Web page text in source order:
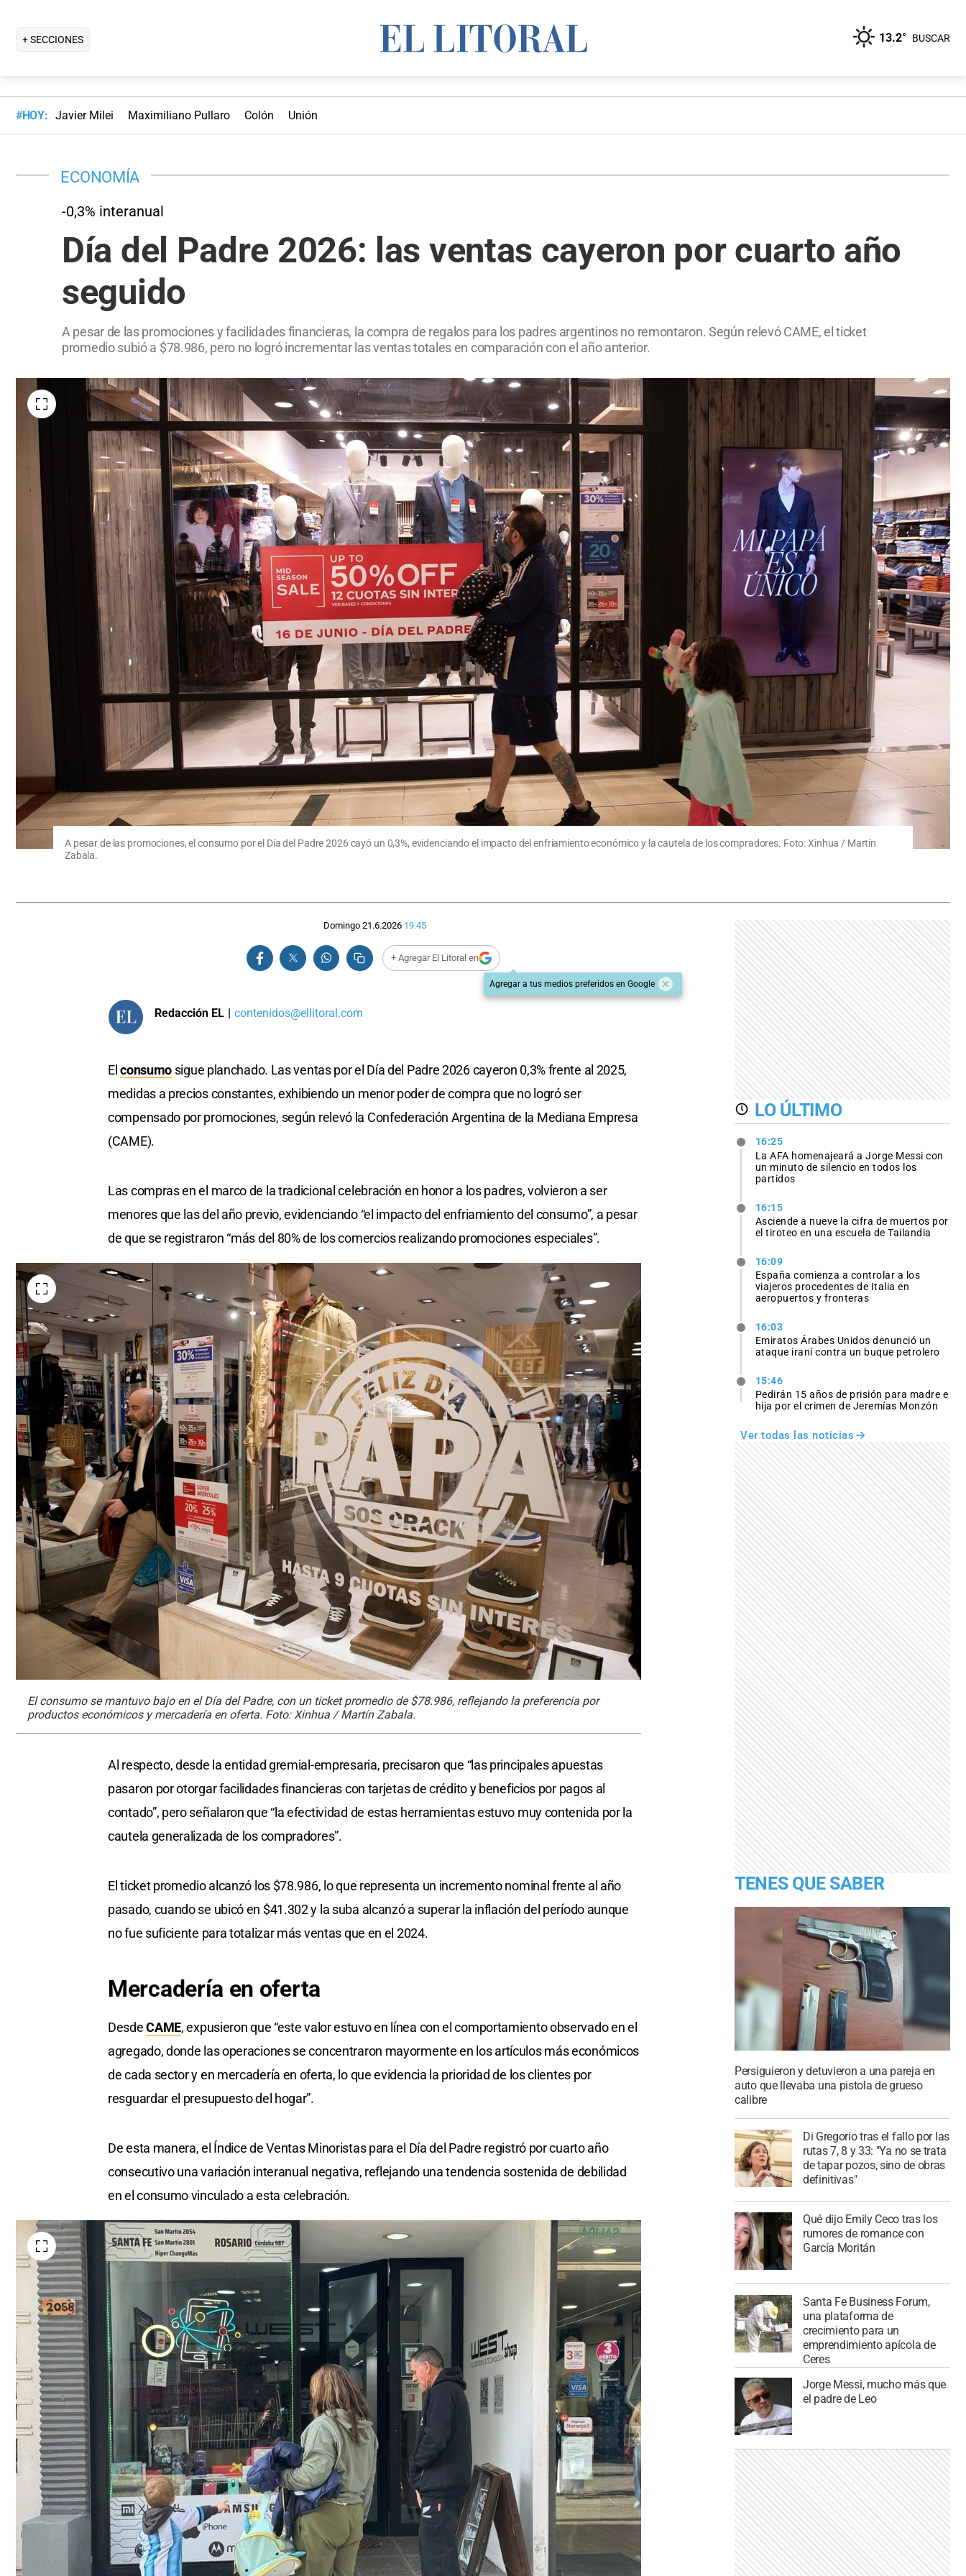
+ SECCIONES 13.2° BUSCAR
#HOY: Javier Milei Maximiliano Pullaro Colón Unión
ECONOMÍA
-0,3% interanual
Día del Padre 2026: las ventas cayeron por cuarto año
seguido
A pesar de las promociones y facilidades financieras, la compra de regalos para los padres argentinos no remontaron. Según relevó CAME, el ticket
promedio subió a $78.986, pero no logró incrementar las ventas totales en comparación con el año anterior.
A pesar de las promociones, el consumo por el Día del Padre 2026 cayó un 0,3%, evidenciando el impacto del enfriamiento económico y la cautela de los compradores. Foto: Xinhua / Martín
Zabala.
Domingo 21.6.2026 19:45
+ Agregar El Litoral en
Agregar a tus medios preferidos en Google
Redacción EL | contenidos@ellitoral.com
Elconsumo sigue planchado. Las ventas por el Día del Padre 2026 cayeron 0,3% frente al 2025,
medidas a precios constantes, exhibiendo un menor poder de compra que no logró ser
compensado por promociones, según relevó la Confederación Argentina de la Mediana Empresa
(CAME).
Las compras en el marco de la tradicional celebración en honor a los padres, volvieron a ser
menores que las del año previo, evidenciando “el impacto del enfriamiento del consumo”, a pesar
de que se registraron “más del 80% de los comercios realizando promociones especiales”.
El consumo se mantuvo bajo en el Día del Padre, con un ticket promedio de $78.986, reflejando la preferencia por
productos económicos y mercadería en oferta. Foto: Xinhua / Martín Zabala.
Al respecto, desde la entidad gremial-empresaria, precisaron que “las principales apuestas
pasaron por otorgar facilidades financieras con tarjetas de crédito y beneficios por pagos al
contado”, pero señalaron que “la efectividad de estas herramientas estuvo muy contenida por la
cautela generalizada de los compradores”.
El ticket promedio alcanzó los $78.986, lo que representa un incremento nominal frente al año
pasado, cuando se ubicó en $41.302 y la suba alcanzó a superar la inflación del período aunque
no fue suficiente para totalizar más ventas que en el 2024.
Mercadería en oferta
DesdeCAME, expusieron que “este valor estuvo en línea con el comportamiento observado en el
agregado, donde las operaciones se concentraron mayormente en los artículos más económicos
de cada sector y en mercadería en oferta, lo que evidencia la prioridad de los clientes por
resguardar el presupuesto del hogar”.
De esta manera, el Índice de Ventas Minoristas para el Día del Padre registró por cuarto año
consecutivo una variación interanual negativa, reflejando una tendencia sostenida de debilidad
en el consumo vinculado a esta celebración.
LO ÚLTIMO
16:25
La AFA homenajeará a Jorge Messi con
un minuto de silencio en todos los
partidos
16:15
Asciende a nueve la cifra de muertos por
el tiroteo en una escuela de Tailandia
16:09
España comienza a controlar a los
viajeros procedentes de Italia en
aeropuertos y fronteras
16:03
Emiratos Árabes Unidos denunció un
ataque iraní contra un buque petrolero
15:46
Pedirán 15 años de prisión para madre e
hija por el crimen de Jeremías Monzón
Ver todas las noticias
TENES QUE SABER
Persiguieron y detuvieron a una pareja en
auto que llevaba una pistola de grueso
calibre
Di Gregorio tras el fallo por las
rutas 7, 8 y 33: "Ya no se trata
de tapar pozos, sino de obras
definitivas"
Qué dijo Emily Ceco tras los
rumores de romance con
García Moritán
Santa Fe Business Forum,
una plataforma de
crecimiento para un
emprendimiento apícola de
Ceres
Jorge Messi, mucho más que
el padre de Leo